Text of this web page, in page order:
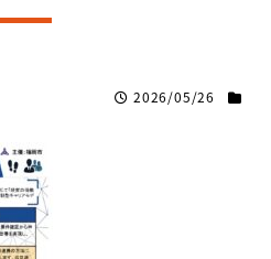
2026/05/26